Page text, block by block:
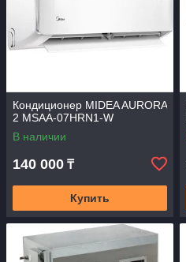
Кондиционер MIDEA AURORA
2 MSAA-07HRN1-W
В наличии
140 000 ₸
Купить